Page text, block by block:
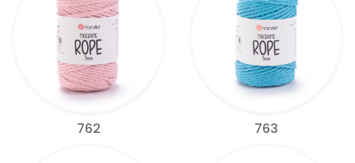
762 763